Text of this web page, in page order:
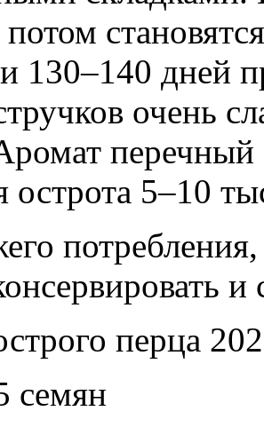
потом
130–140 дней
очень
острота 5–10
и
перца
семян